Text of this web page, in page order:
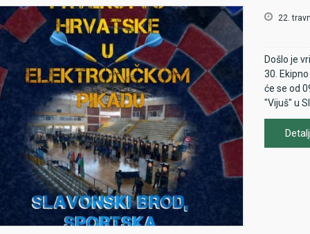
Seniori
-https://
Subota,
22.
Došlo je
30.
će se od
"Vijuš" u